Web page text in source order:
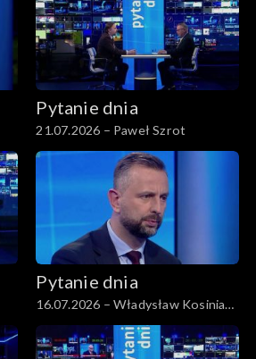
Pytanie dnia
21.07.2026 – Paweł Szrot
Pytanie dnia
16.07.2026 – Władysław Kosiniak-
Kamysz